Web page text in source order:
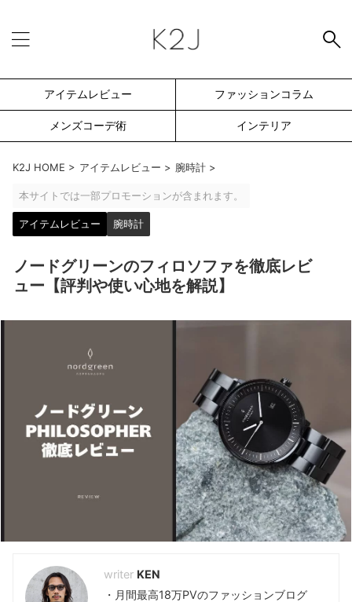
KEYWORD -キーワードで検索-
810s Hender Scheme
おすすめランキング(48) アディダス(35)
ナイキ(6)
ノードグリーン(7) プーマ(5)
(118) 評判解説(48)
アイテムレビュー ファッションコラム
メンズコーデ術 インテリア
K2J HOME > アイテムレビュー > 腕時計 >
本サイトでは一部プロモーションが含まれます。
アイテムレビュー 腕時計
ノードグリーンのフィロソファを徹底レビ
ュー【評判や使い心地を解説】
KEN
・月間最高18万PVのファッションブログ